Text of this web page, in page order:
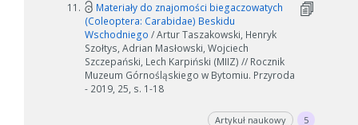
11.
Materiały do znajomości biegaczowatych
(Coleoptera: Carabidae) Beskidu
Wschodniego / Artur Taszakowski, Henryk
Szołtys, Adrian Masłowski, Wojciech
Szczepański, Lech Karpiński (MIIZ) // Rocznik
Muzeum Górnośląskiego w Bytomiu. Przyroda
- 2019, 25, s. 1-18
Artykuł naukowy 5